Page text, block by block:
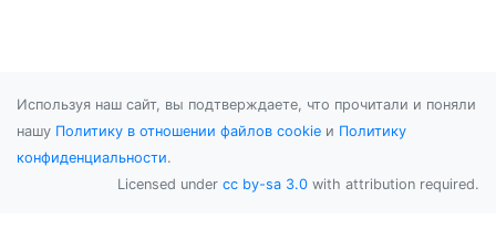
Используя наш сайт, вы подтверждаете, что прочитали и поняли
нашу Политику в отношении файлов cookie и Политику
конфиденциальности.
Licensed under cc by-sa 3.0 with attribution required.